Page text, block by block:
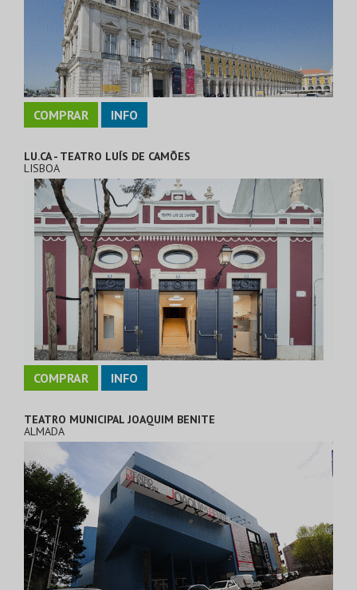
COMPRAR INFO
LU.CA - TEATRO LUÍS DE CAMÕES
LISBOA
COMPRAR INFO
TEATRO MUNICIPAL JOAQUIM BENITE
ALMADA